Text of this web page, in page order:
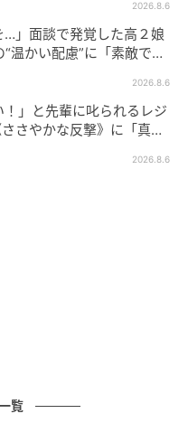
2026.8.6
…」面談で発覚した高２娘
温かい配慮”に「素敵です
2026.8.6
！」と先輩に叱られるレジ
さやかな反撃》に「真似
2026.8.6
覧